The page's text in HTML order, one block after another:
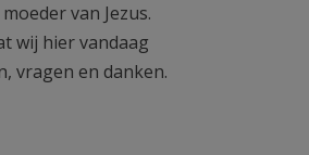
van Jezus.
wij hier vandaag
vragen en danken.